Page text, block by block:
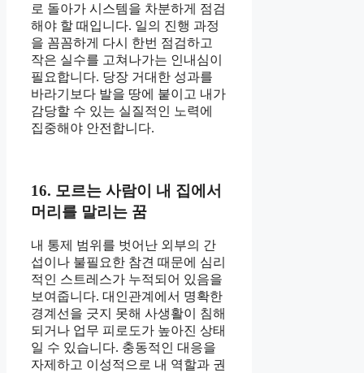
로 돌아가 시스템을 차분하게 점검
해야 할 때입니다. 일의 진행 과정
을 꼼꼼하게 다시 한번 점검하고
작은 실수를 고쳐나가는 인내심이
필요합니다. 당장 거대한 성과를
바라기보다 발을 땅에 붙이고 내가
감당할 수 있는 실질적인 노력에
집중해야 안전합니다.
16. 모르는 사람이 내 집에서
머리를 말리는 꿈
내 통제 범위를 벗어난 외부의 간
섭이나 불필요한 참견 때문에 심리
적인 스트레스가 누적되어 있음을
보여줍니다. 대인관계에서 명확한
경계선을 긋지 못해 사생활이 침해
되거나 업무 피로도가 높아진 상태
일 수 있습니다. 충동적인 대응을
자제하고 이성적으로 내 역할과 권